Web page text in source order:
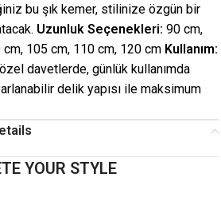
bu şık kemer, stilinize özgün bir
Uzunluk Seçenekleri: 90 cm,
105 cm, 110 cm, 120 cm Kullanım:
davetlerde, günlük kullanımda
delik yapısı ile maksimum
YOUR STYLE